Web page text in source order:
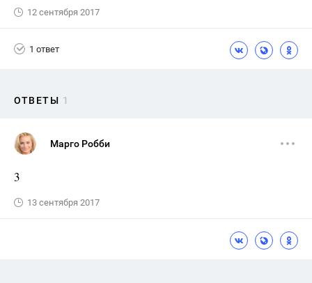
12 сентября 2017
1 ответ
ОТВЕТЫ 1
Марго Робби
3
13 сентября 2017